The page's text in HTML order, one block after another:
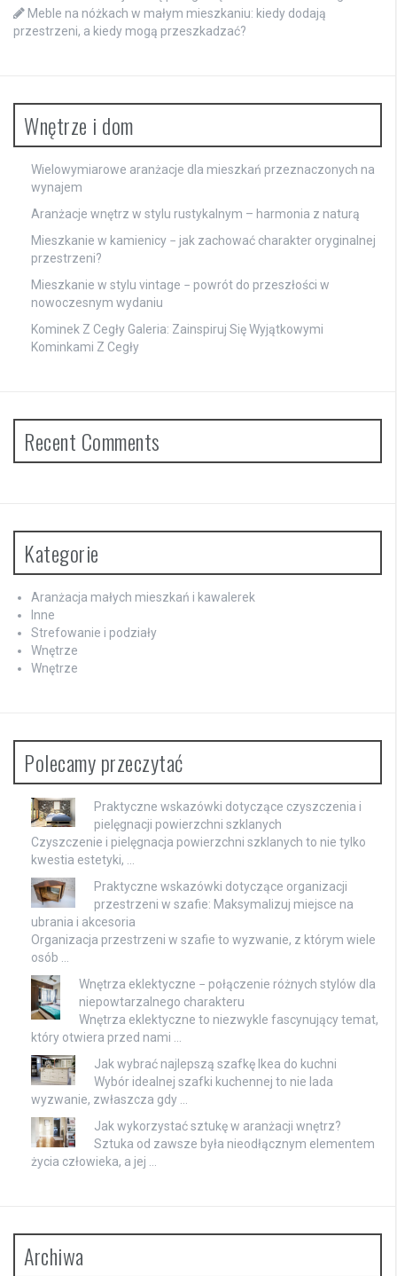
Meble na nóżkach w małym mieszkaniu: kiedy dodają
przestrzeni, a kiedy mogą przeszkadzać?
Wnętrze i dom
Wielowymiarowe aranżacje dla mieszkań przeznaczonych na
wynajem
Aranżacje wnętrz w stylu rustykalnym – harmonia z naturą
Mieszkanie w kamienicy − jak zachować charakter oryginalnej
przestrzeni?
Mieszkanie w stylu vintage − powrót do przeszłości w
nowoczesnym wydaniu
Kominek Z Cegły Galeria: Zainspiruj Się Wyjątkowymi
Kominkami Z Cegły
Recent Comments
Kategorie
Aranżacja małych mieszkań i kawalerek
Inne
Strefowanie i podziały
Wnętrze
Wnętrze
Polecamy przeczytać
Praktyczne wskazówki dotyczące czyszczenia i
pielęgnacji powierzchni szklanych
Czyszczenie i pielęgnacja powierzchni szklanych to nie tylko
kwestia estetyki, …
Praktyczne wskazówki dotyczące organizacji
przestrzeni w szafie: Maksymalizuj miejsce na
ubrania i akcesoria
Organizacja przestrzeni w szafie to wyzwanie, z którym wiele
osób …
Wnętrza eklektyczne − połączenie różnych stylów dla
niepowtarzalnego charakteru
Wnętrza eklektyczne to niezwykle fascynujący temat,
który otwiera przed nami …
Jak wybrać najlepszą szafkę Ikea do kuchni
Wybór idealnej szafki kuchennej to nie lada
wyzwanie, zwłaszcza gdy …
Jak wykorzystać sztukę w aranżacji wnętrz?
Sztuka od zawsze była nieodłącznym elementem
życia człowieka, a jej …
Archiwa